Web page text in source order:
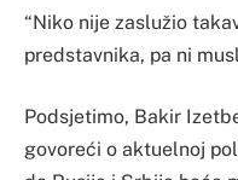
“Niko nije zaslužio
predstavnika, pa ni
Podsjetimo, Bakir
govoreći o aktuelnoj